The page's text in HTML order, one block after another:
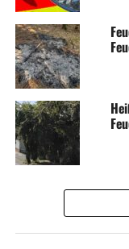
RELATED TOPICS:
UP NEXT
Wahlkampf: NRW-
DON'T MISS
Schüler sorgen für